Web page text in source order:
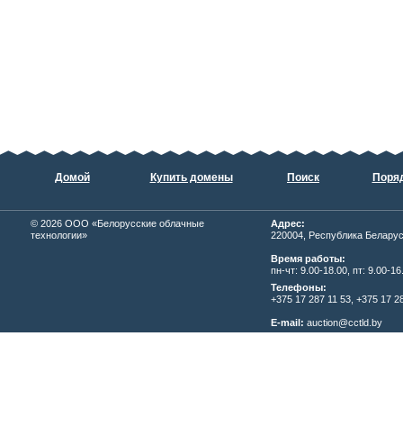
Домой Купить домены Поиск
© 2026 ОOО «Белорусские облачные
технологии»
Адрес:
220004, Республика
Время работы:
пн-чт: 9.00-18.00, пт: 9.00-
Телефоны:
+375 17 287 11 53, +375 17
E-mail: auction@cctld.by